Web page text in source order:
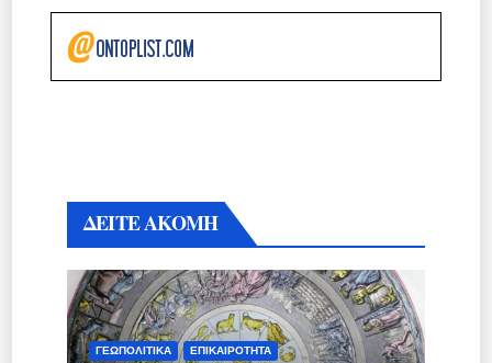
ΔΕΙΤΕ ΑΚΟΜΗ
ΓΕΩΠΟΛΙΤΙΚΆ ΕΠΙΚΑΙΡΌΤΗΤΑ